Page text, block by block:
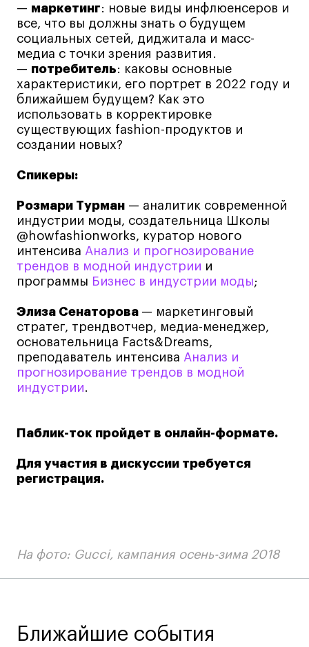
Блог
Преподаватели
Лицензии и аккредитации
Для прессы
Ресурсы
Партнеры
Связи с индустрией
Вакансии
Контакты
Поступающим
Условия поступления
Стоимость обучения
Иностранным студентам
График учебного года
Вопросы и ответы
Карьера
Центр карьеры
Конкурсы
Проекты студентов
Участие в выставках
— маркетинг: новые виды инфлюенсеров и
все, что вы должны знать о будущем
социальных сетей, диджитала и масс-
медиа с точки зрения развития.
— потребитель: каковы основные
характеристики, его портрет в 2022 году и
ближайшем будущем? Как это
использовать в корректировке
существующих fashion-продуктов и
создании новых?
Спикеры:
Розмари Турман — аналитик современной
индустрии моды, создательница Школы
@howfashionworks, куратор нового
интенсива Анализ и прогнозирование
трендов в модной индустрии и
программы Бизнес в индустрии моды;
Элиза Сенаторова — маркетинговый
стратег, трендвотчер, медиа-менеджер,
основательница Facts&Dreams,
преподаватель интенсива Анализ и
прогнозирование трендов в модной
индустрии.
Паблик-ток пройдет в онлайн-формате.
Для участия в дискуссии требуется
регистрация.
На фото: Gucci, кампания осень-зима 2018
Ближайшие события